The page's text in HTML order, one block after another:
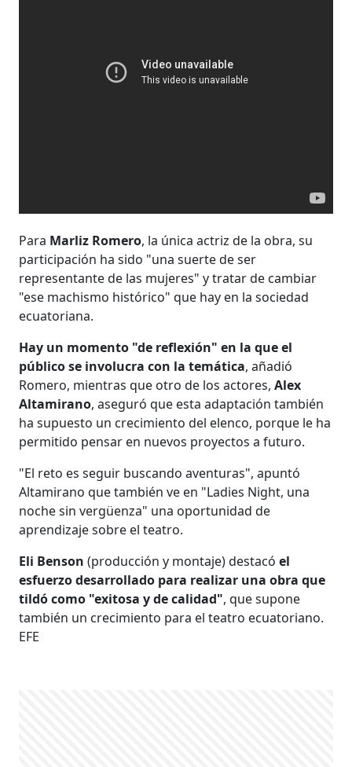
Para Marliz Romero, la única actriz de la obra, su
participación ha sido "una suerte de ser
representante de las mujeres" y tratar de cambiar
"ese machismo histórico" que hay en la sociedad
ecuatoriana.
Hay un momento "de reflexión" en la que el
público se involucra con la temática, añadió
Romero, mientras que otro de los actores,Alex
Altamirano, aseguró que esta adaptación también
ha supuesto un crecimiento del elenco, porque le ha
permitido pensar en nuevos proyectos a futuro.
"El reto es seguir buscando aventuras", apuntó
Altamirano que también ve en "Ladies Night, una
noche sin vergüenza" una oportunidad de
aprendizaje sobre el teatro.
Eli Benson (producción y montaje) destacóel
esfuerzo desarrollado para realizar una obra que
tildó como "exitosa y de calidad", que supone
también un crecimiento para el teatro ecuatoriano.
EFE